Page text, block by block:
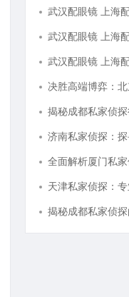
武汉配眼镜 上海
武汉配眼镜 上海
武汉配眼镜 上海
济南私家侦探：
揭秘成都私家侦